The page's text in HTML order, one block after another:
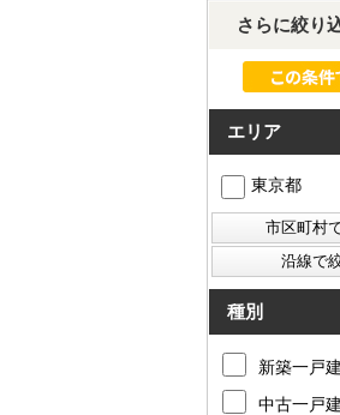
さらに絞り
エリア
東京都
種別
新築一戸
中古一戸